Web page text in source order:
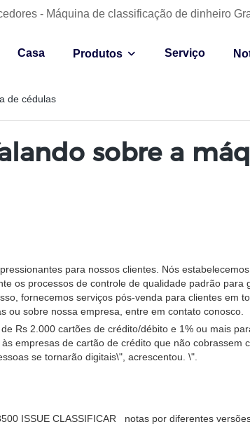
- Máquina de classificação de dinheiro
Casa Produtos Serviço
de cédulas
sobre a
para nossos clientes. Nós
os processos de controle de qualidade padrão para
fornecemos serviços pós-venda para clientes em
ou sobre nossa empresa, entre em contato conosco.
Rs 2.000 cartões de crédito/débito e 1% ou mais
empresas de cartão de crédito que não cobrassem
se tornarão digitais\", acrescentou. \".
ISSUE CLASSIFICAR notas por diferentes